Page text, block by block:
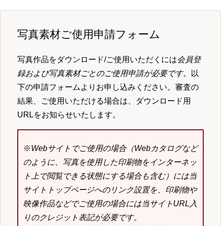
写真素材ご使用申請フォーム
写真作品をダウンロード/ご使用いただくには会員登
録および写真素材ごとのご使用申請が必要です。以
下の申請フォームよりお申し込みください。審査の
結果、ご使用いただける場合は、ダウンロード用
URLをお知らせいたします。
※Webサイトでご使用の場合（Webカタログなど
のように、写真を使用した印刷物をインターネッ
ト上で閲覧できる状態にする場合も含む）には当
サイトトップページへのリンク設置を、印刷物や
映像作品などでご使用の場合には当サイトURL入
りのクレジット表記が必要です。